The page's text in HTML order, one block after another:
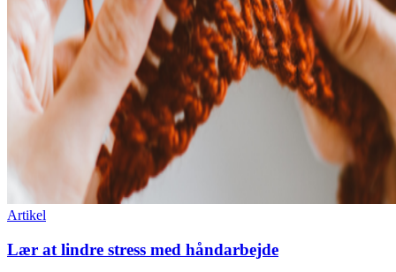
Artikel
Lær at lindre stress med håndarbejde